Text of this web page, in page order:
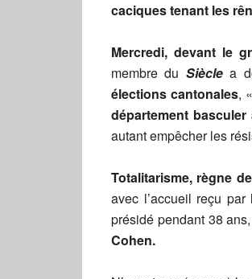
caciques tenant les
Mercredi,devant le
membre du Sièclea
élections cantonales,
département basculer
autant empêcher les
Totalitarisme, règne
avec l’accueil reçu
présidé pendant 38 ans,
Cohen.